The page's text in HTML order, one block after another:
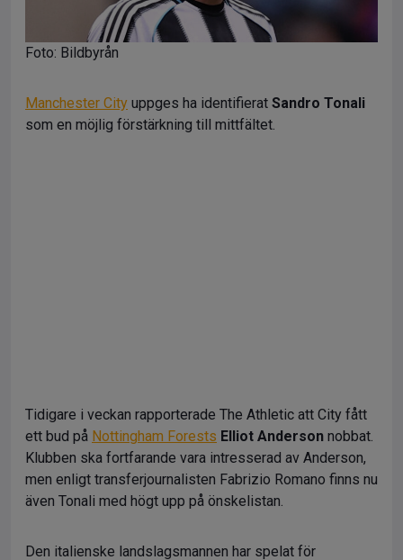
Foto: Bildbyrån
Manchester City uppges ha identifierat Sandro Tonali
som en möjlig förstärkning till mittfältet.
Tidigare i veckan rapporterade The Athletic att City fått
ett bud på Nottingham Forests Elliot Anderson nobbat.
Klubben ska fortfarande vara intresserad av Anderson,
men enligt transferjournalisten Fabrizio Romano finns nu
även Tonali med högt upp på önskelistan.
Den italienske landslagsmannen har spelat för